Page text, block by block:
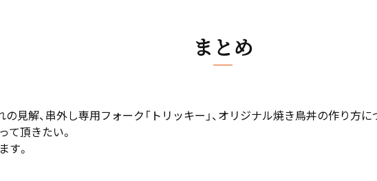
まとめ
の見解、串外し専用フォーク「トリッキー」、オリジナル焼き鳥丼の作り方
て頂きたい。
す。